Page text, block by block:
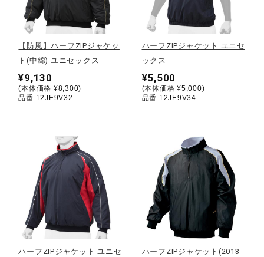
インナー
寝具／ミズノスリープ
アウトドア／レイン
サポーター
健康／エクササイズ
ジュニア／キッズ
【防風】ハーフZIPジャケッ
ト(中綿) ユニセックス
¥9,130
(本体価格 ¥8,300)
品番 12JE9V32
ハーフZIPジャケット ユニセ
ックス
¥5,500
(本体価格 ¥5,000)
品番 12JE9V34
ハーフZIPジャケット ユニセ
ハーフZIPジャケット(2013